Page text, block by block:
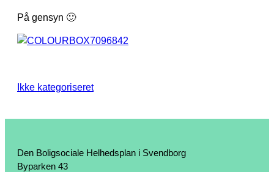
På gensyn 🙂
Ikke kategoriseret
Den Boligsociale Helhedsplan i Svendborg
Byparken 43